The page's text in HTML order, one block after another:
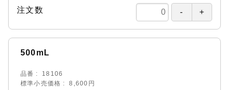
注文数
500mL
品番
18106
標準小売価格
8,600円